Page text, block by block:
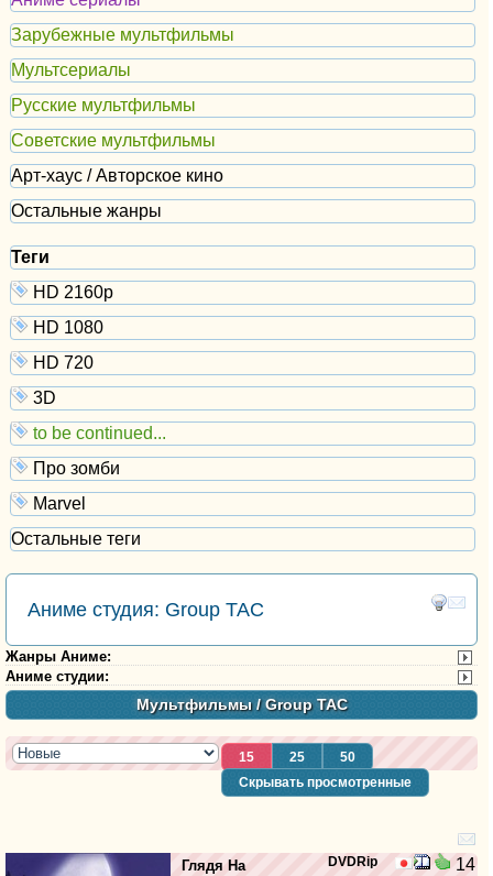
Зарубежные мультфильмы
Мультсериалы
Русские мультфильмы
Советские мультфильмы
Арт-хаус / Авторское кино
Остальные жанры
Теги
HD 2160р
HD 1080
HD 720
3D
to be continued...
Про зомби
Marvel
Остальные теги
Аниме студия: Group TAC
Жанры Аниме:
Аниме студии:
Мультфильмы/ Group TAC
15 25
50
Скрывать просмотренные
DVDRip 14
Глядя На